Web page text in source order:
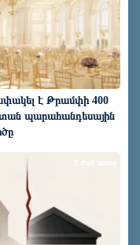
է Թրամփի 400
տան պարահանդեսային